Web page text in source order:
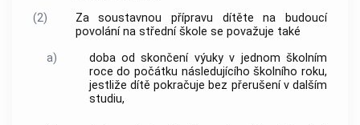
(2)
Za soustavnou přípravu dítěte na budoucí
povolání na střední škole se považuje také
a)
doba od skončení výuky v jednom školním
roce do počátku následujícího školního roku,
jestliže dítě pokračuje bez přerušení v dalším
studiu,